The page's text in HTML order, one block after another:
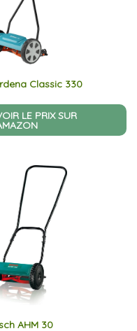
Classic 330
LE PRIX SUR
AHM 30